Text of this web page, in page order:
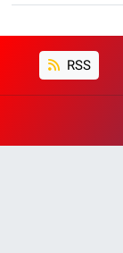
RSS